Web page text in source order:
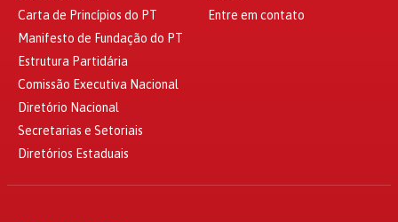
Carta de Princípios do PT
Manifesto de Fundação do PT
Estrutura Partidária
Comissão Executiva Nacional
Diretório Nacional
Secretarias e Setoriais
Diretórios Estaduais
Entre em contato